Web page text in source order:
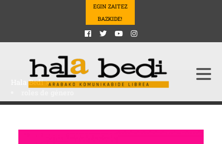
EGIN ZAITEZ
BAZKIDE!
Hala Bedi>